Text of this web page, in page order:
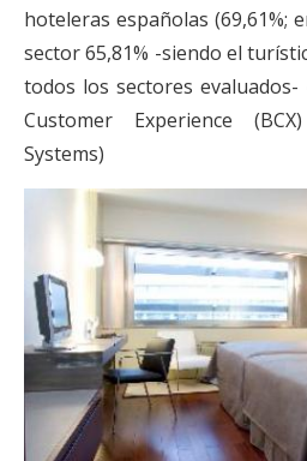
hoteleras españolas (69,61%;
sector 65,81% -siendo el
todos los sectores
Customer Experience
Systems)